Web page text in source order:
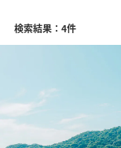
検索結果：4件